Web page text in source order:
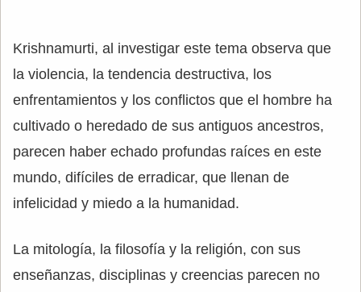
Krishnamurti, al investigar este tema observa que
la violencia, la tendencia destructiva, los
enfrentamientos y los conflictos que el hombre ha
cultivado o heredado de sus antiguos ancestros,
parecen haber echado profundas raíces en este
mundo, difíciles de erradicar, que llenan de
infelicidad y miedo a la humanidad.
La mitología, la filosofía y la religión, con sus
enseñanzas, disciplinas y creencias parecen no